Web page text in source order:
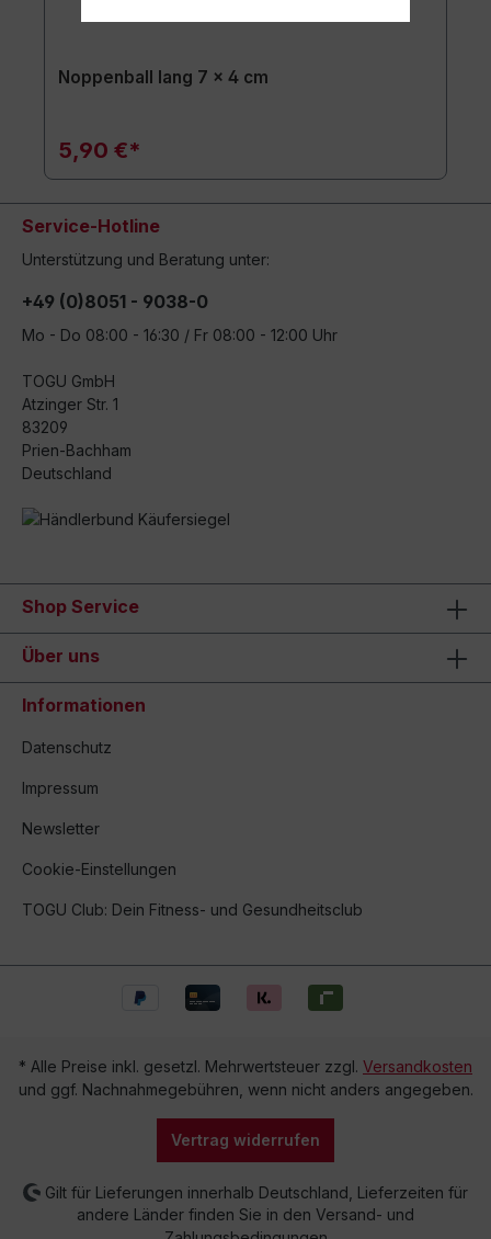
Noppenball lang 7 x 4 cm
5,90 €*
Service-Hotline
Unterstützung und Beratung unter:
+49 (0)8051 - 9038-0
Mo - Do 08:00 - 16:30 / Fr 08:00 - 12:00 Uhr
TOGU GmbH
Atzinger Str. 1
83209
Prien-Bachham
Deutschland
Shop Service
Über uns
Informationen
Datenschutz
Impressum
Newsletter
Cookie-Einstellungen
TOGU Club: Dein Fitness- und Gesundheitsclub
* Alle Preise inkl. gesetzl. Mehrwertsteuer zzgl. Versandkosten
und ggf. Nachnahmegebühren, wenn nicht anders angegeben.
Vertrag widerrufen
Gilt für Lieferungen innerhalb Deutschland, Lieferzeiten für
andere Länder finden Sie in den Versand- und